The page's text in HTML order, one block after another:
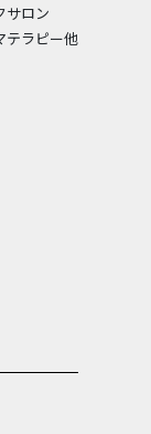
サロン
テラピー他